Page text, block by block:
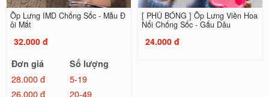
Ốp Lưng IMD Chống Sốc - Mẫu Đ
ôi Mắt
32.000 đ
Đơn giá
Số lượng
28.000 đ
5-19
26.000 đ
20-49
[ PHỦ BÓNG ] Ốp Lưng Viền Hoa
Nổi Chống Sốc - Gấu Dâu
24.000 đ